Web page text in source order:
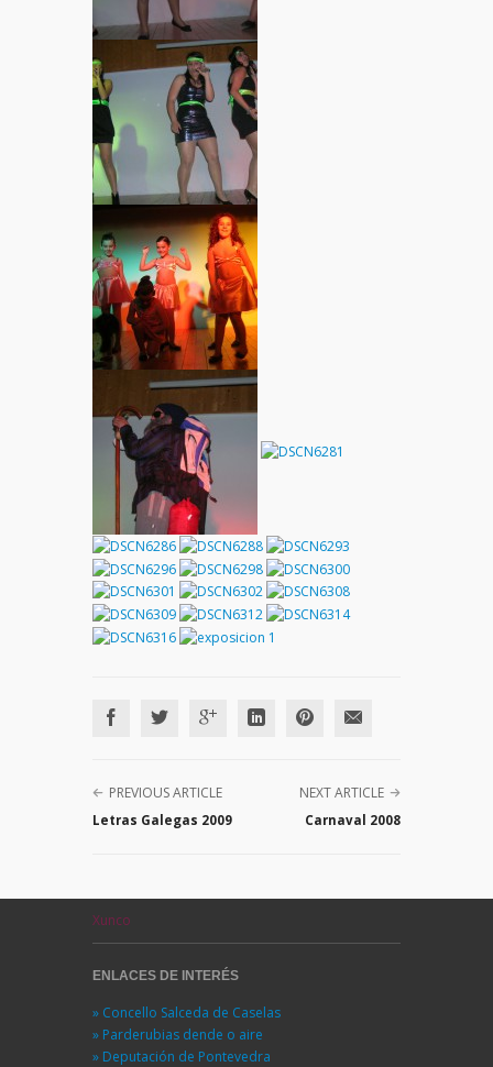
PREVIOUS ARTICLE
Letras Galegas 2009
NEXT ARTICLE
Carnaval 2008
Xunco
ENLACES DE INTERÉS
» Concello Salceda de Caselas
» Parderubias dende o aire
» Deputación de Pontevedra